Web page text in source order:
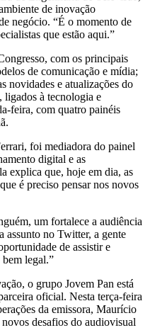
de inovação
negócio. “É o momento de
que estão aqui.”
com os principais
de comunicação e mídia;
novidades e atualizações do
ligados à tecnologia e
feira, com quatro painéis
foi mediadora do painel
digital e as
explica que, hoje em dia, as
é preciso pensar nos novos
um fortalece a audiência
no Twitter, a gente
de assistir e
legal.”
o grupo Jovem Pan está
oficial. Nesta terça-feira
da emissora, Maurício
desafios do audiovisual